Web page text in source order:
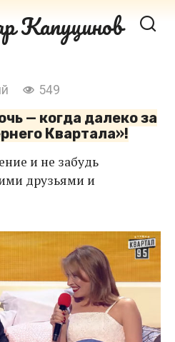
Капуцинов
549
— когда далеко за
Квартала»!
и не забудь
друзьями и